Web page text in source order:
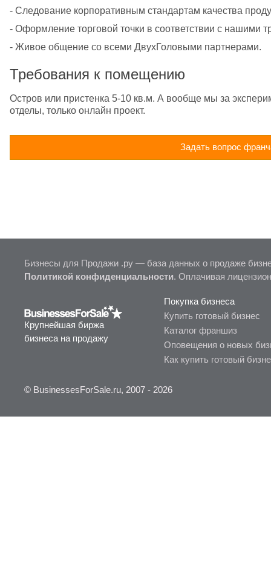
- Следование корпоративным стандартам качества
- Оформление торговой точки в соответствии с нашими
- Живое общение со всеми ДвухГоловыми партнерами.
Требования к помещению
Остров или пристенка 5-10 кв.м. А вообще мы за
отделы, только онлайн проект.
Задать вопрос
Бизнесы для Продажи .ру — база данных о продаже
Политикой конфиденциальности. Оплачивая
Крупнейшая биржа
бизнеса на продажу
Покупка бизнеса
Купить готовый бизнес
Каталог франшиз
Оповещения о новых
Как купить готовый
© BusinessesForSale.ru, 2007 - 2026